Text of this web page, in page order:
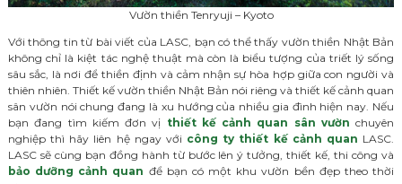
Vườn thiền Tenryuji – Kyoto
Với thông tin từ bài viết của LASC, bạn có thể thấy vườn thiền Nhật Bản
không chỉ là kiệt tác nghệ thuật mà còn là biểu tượng của triết lý sống
sâu sắc, là nơi để thiền định và cảm nhận sự hòa hợp giữa con người và
thiên nhiên. Thiết kế vườn thiền Nhật Bản nói riêng và thiết kế cảnh quan
sân vườn nói chung đang là xu hướng của nhiều gia đình hiện nay. Nếu
bạn đang tìm kiếm đơn vị thiết kế cảnh quan sân vườn chuyên
nghiệp thì hãy liên hệ ngay với công ty thiết kế cảnh quan LASC.
LASC sẽ cùng bạn đồng hành từ bước lên ý tưởng, thiết kế, thi công và
bảo dưỡng cảnh quan để bạn có một khu vườn bền đẹp theo thời